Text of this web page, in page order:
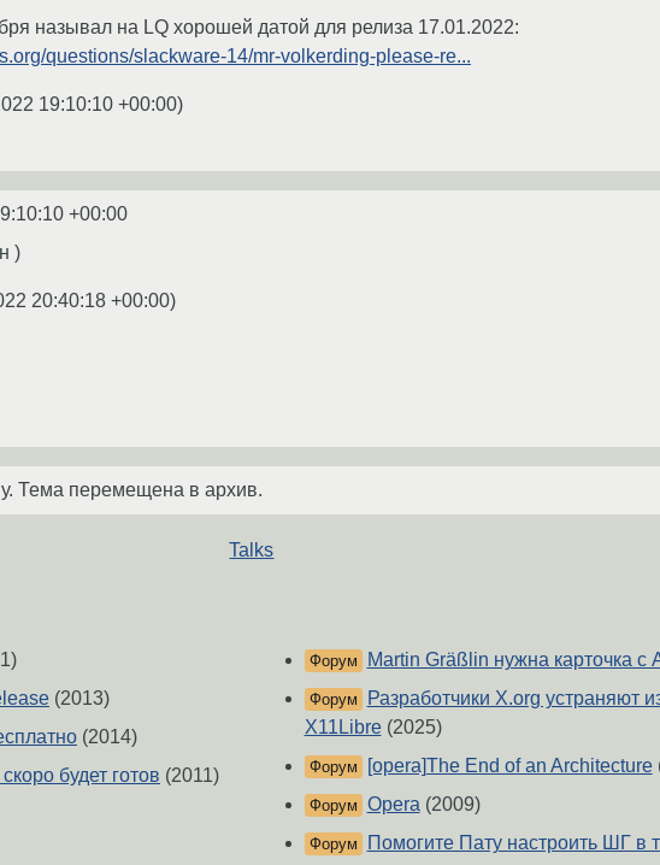
называл на LQ хорошей датой для релиза 17.01.2022:
questions/slackware-14/mr-volkerding-please-re...
19:10:10 +00:00)
+00:00
)
20:40:18 +00:00)
Тема перемещена в архив.
Talks
(2013)
(2014)
будет готов (2011)
Форум Martin Gräßlin нужна карточка с
Форум
Разработчики X.org устраняют
X11Libre(2025)
Форум [opera]The End of an Architecture
Форум Opera (2009)
Форум Помогите Пату настроить ШГ в